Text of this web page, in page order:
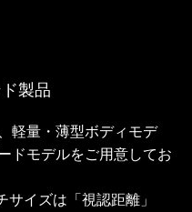
製品
軽量・薄型ボディモデ
ドモデルをご用意してお
イズは「視認距離」